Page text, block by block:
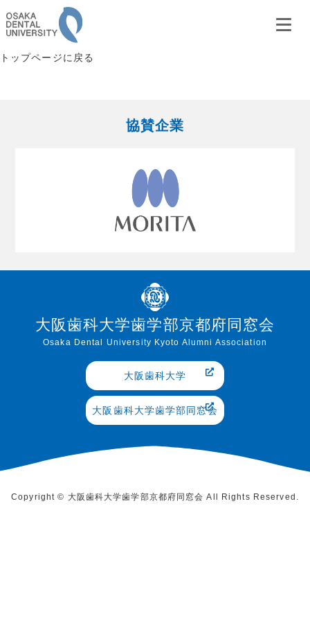
トップページに戻る
協賛企業
大阪歯科大学歯学部京都府同窓会
Osaka Dental University Kyoto Alumni Association
大阪歯科大学
大阪歯科大学歯学部同窓会
Copyright © 大阪歯科大学歯学部京都府同窓会 All Rights Reserved.